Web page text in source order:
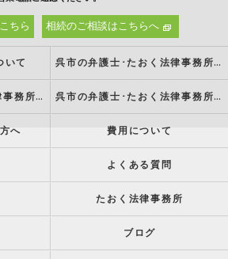
ちら 相続のご相談はこちらへ
いて 呉市の弁護士･たおく法律事務所の強み
呉市の弁護士･たおく法律事務所の特徴 呉市の弁護士･たおく法律事務所の方針
へ 費用について
よくある質問
たおく法律事務所
ブログ